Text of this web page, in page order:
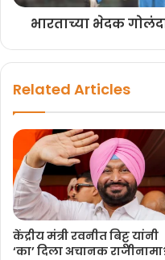
भारताच्या भेदक
Related Articles
केंद्रीय मंत्री रवनीत बिट्टू यांनी
‘का’ दिला अचानक